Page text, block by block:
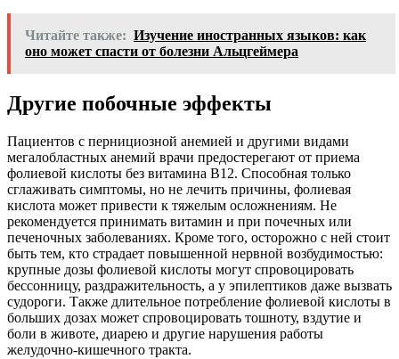
Читайте также: Изучение иностранных языков: как
оно может спасти от болезни Альцгеймера
Другие побочные эффекты
Пациентов с пернициозной анемией и другими видами
мегалобластных анемий врачи предостерегают от приема
фолиевой кислоты без витамина В12. Способная только
сглаживать симптомы, но не лечить причины, фолиевая
кислота может привести к тяжелым осложнениям. Не
рекомендуется принимать витамин и при почечных или
печеночных заболеваниях. Кроме того, осторожно с ней стоит
быть тем, кто страдает повышенной нервной возбудимостью:
крупные дозы фолиевой кислоты могут спровоцировать
бессонницу, раздражительность, а у эпилептиков даже вызвать
судороги. Также длительное потребление фолиевой кислоты в
больших дозах может спровоцировать тошноту, вздутие и
боли в животе, диарею и другие нарушения работы
желудочно-кишечного тракта.